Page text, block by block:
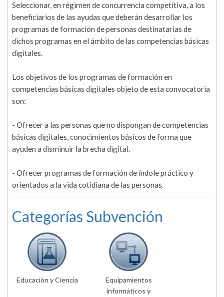
Seleccionar, en régimen de concurrencia competitiva, a los
beneficiarios de las ayudas que deberán desarrollar los
programas de formación de personas destinatarias de
dichos programas en el ámbito de las competencias básicas
digitales.
Los objetivos de los programas de formación en
competencias básicas digitales objeto de esta convocatoria
son:
- Ofrecer a las personas que no dispongan de competencias
básicas digitales, conocimientos básicos de forma que
ayuden a disminuir la brecha digital.
- Ofrecer programas de formación de índole práctico y
orientados a la vida cotidiana de las personas.
Categorías Subvención
Educación y Ciencia
Equipamientos
informáticos y